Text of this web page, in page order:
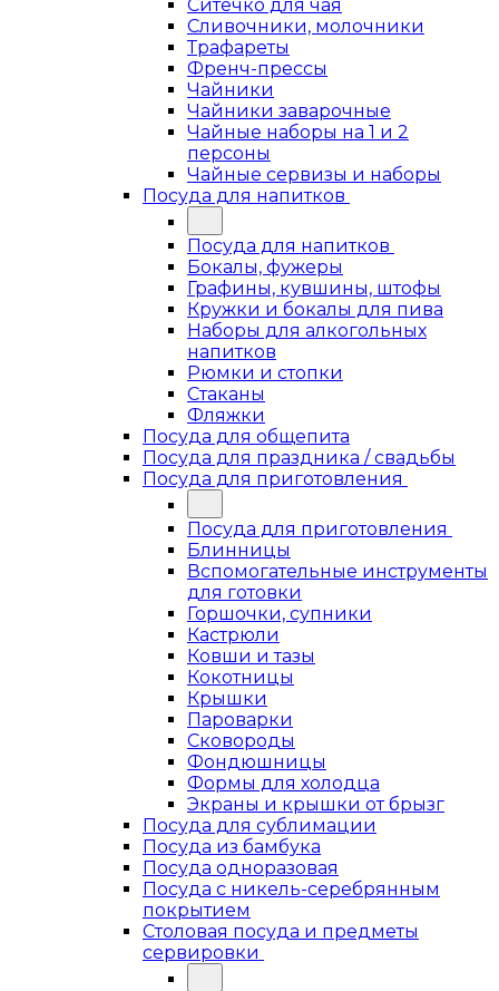
Ситечко для чая
Сливочники, молочники
Трафареты
Френч-прессы
Чайники
Чайники заварочные
Чайные наборы на 1 и 2
персоны
Чайные сервизы и наборы
Посуда для напитков
Посуда для напитков
Бокалы, фужеры
Графины, кувшины, штофы
Кружки и бокалы для пива
Наборы для алкогольных
напитков
Рюмки и стопки
Стаканы
Фляжки
Посуда для общепита
Посуда для праздника / свадьбы
Посуда для приготовления
Посуда для приготовления
Блинницы
Вспомогательные инструменты
для готовки
Горшочки, супники
Кастрюли
Ковши и тазы
Кокотницы
Крышки
Пароварки
Сковороды
Фондюшницы
Формы для холодца
Экраны и крышки от брызг
Посуда для сублимации
Посуда из бамбука
Посуда одноразовая
Посуда с никель-серебрянным
покрытием
Столовая посуда и предметы
сервировки